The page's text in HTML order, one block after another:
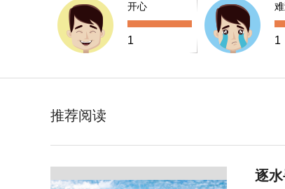
开心
1 1
推荐阅读
逐